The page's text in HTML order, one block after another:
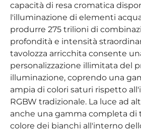
capacità di resa cromatica
l'illuminazione di elementi
produrre 275 trilioni di
profondità e intensità
tavolozza arricchita consente
personalizzazione illimitata del
illuminazione, coprendo una
ampia di colori saturi rispetto
RGBW tradizionale. La luce ad
anche una gamma completa di
colore dei bianchi all'interno